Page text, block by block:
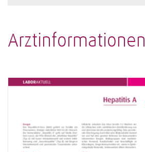
Arztinformationen